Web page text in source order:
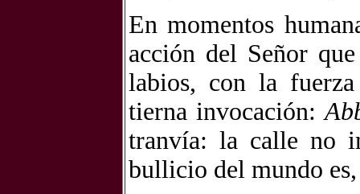
En momentos
acción del Señor
labios, con la fuerza
tierna invocación:
tranvía: la calle no
bullicio del mundo